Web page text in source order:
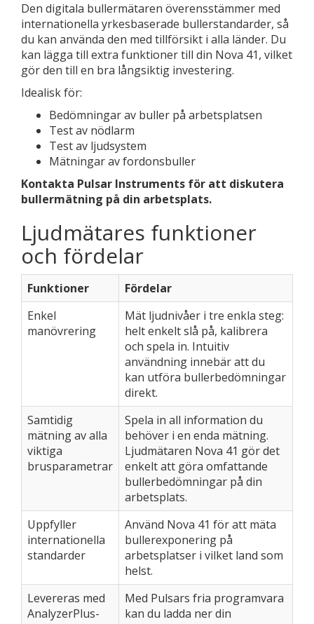
Den digitala bullermätaren överensstämmer med
internationella yrkesbaserade bullerstandarder, så
du kan använda den med tillförsikt i alla länder. Du
kan lägga till extra funktioner till din Nova 41, vilket
gör den till en bra långsiktig investering.
Idealisk för:
Bedömningar av buller på arbetsplatsen
Test av nödlarm
Test av ljudsystem
Mätningar av fordonsbuller
Kontakta Pulsar Instruments för att diskutera
bullermätning på din arbetsplats.
Ljudmätares funktioner
och fördelar
Funktioner
Fördelar
Enkel
manövrering
Mät ljudnivåer i tre enkla steg:
helt enkelt slå på, kalibrera
och spela in. Intuitiv
användning innebär att du
kan utföra bullerbedömningar
direkt.
Samtidig
mätning av alla
viktiga
brusparametrar
Spela in all information du
behöver i en enda mätning.
Ljudmätaren Nova 41 gör det
enkelt att göra omfattande
bullerbedömningar på din
arbetsplats.
Uppfyller
internationella
standarder
Använd Nova 41 för att mäta
bullerexponering på
arbetsplatser i vilket land som
helst.
Levereras med
AnalyzerPlus-
Med Pulsars fria programvara
kan du ladda ner din